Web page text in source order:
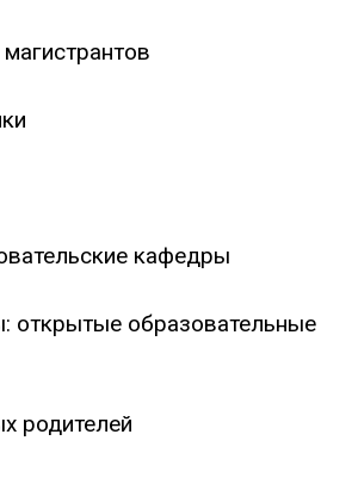
кафедры
открытые образовательные
родителей